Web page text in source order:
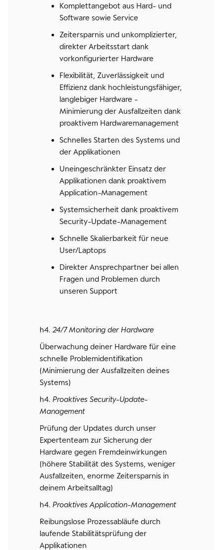
Komplettangebot aus Hard- und
Software sowie Service
Zeitersparnis und unkomplizierter,
direkter Arbeitsstart dank
vorkonfigurierter Hardware
Flexibilität, Zuverlässigkeit und
Effizienz dank hochleistungsfähiger,
langlebiger Hardware -
Minimierung der Ausfallzeiten dank
proaktivem Hardwaremanagement
Schnelles Starten des Systems und
der Applikationen
Uneingeschränkter Einsatz der
Applikationen dank proaktivem
Application-Management
Systemsicherheit dank proaktivem
Security-Update-Management
Schnelle Skalierbarkeit für neue
User/Laptops
Direkter Ansprechpartner bei allen
Fragen und Problemen durch
unseren Support
h4. 24/7 Monitoring der Hardware
Überwachung deiner Hardware für eine
schnelle Problemidentifikation
(Minimierung der Ausfallzeiten deines
Systems)
h4. Proaktives Security-Update-
Management
Prüfung der Updates durch unser
Expertenteam zur Sicherung der
Hardware gegen Fremdeinwirkungen
(höhere Stabilität des Systems, weniger
Ausfallzeiten, enorme Zeitersparnis in
deinem Arbeitsalltag)
h4. Proaktives Application-Management
Reibungslose Prozessabläufe durch
laufende Stabilitätsprüfung der
Applikationen